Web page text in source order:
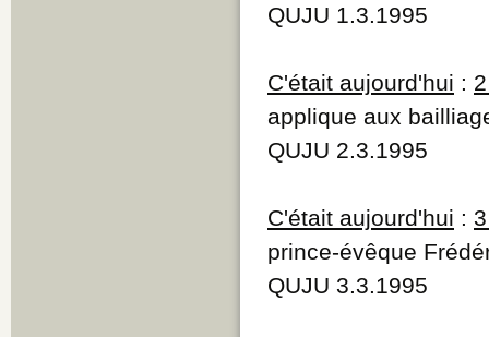
QUJU 1.3.1995
C'était aujourd'hui :
applique aux
QUJU 2.3.1995
C'était aujourd'hui :
prince-évêque
QUJU 3.3.1995